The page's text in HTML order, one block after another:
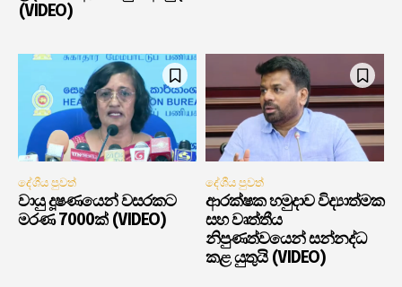
(VIDEO)
දේශීය පුවත්
වායු දූෂණයෙන් වසරකට
මරණ 7000ක් (VIDEO)
දේශීය පුවත්
ආරක්ෂක හමුදාව විද්‍යාත්මක
සහ වෘත්තීය
නිපුණත්වයෙන් සන්නද්ධ
කළ යුතුයි (VIDEO)